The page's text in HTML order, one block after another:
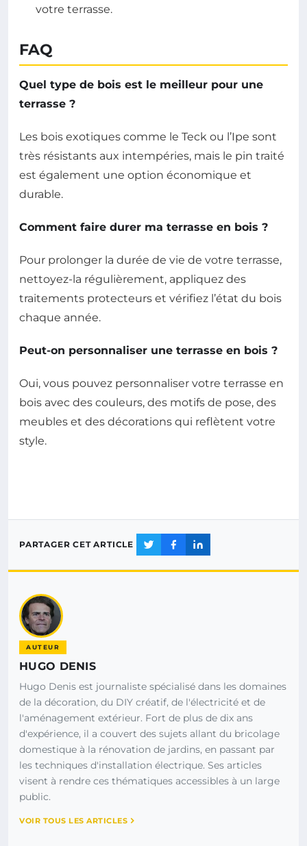
votre terrasse.
FAQ
Quel type de bois est le meilleur pour une
terrasse ?
Les bois exotiques comme le Teck ou l’Ipe sont
très résistants aux intempéries, mais le pin traité
est également une option économique et
durable.
Comment faire durer ma terrasse en bois ?
Pour prolonger la durée de vie de votre terrasse,
nettoyez-la régulièrement, appliquez des
traitements protecteurs et vérifiez l’état du bois
chaque année.
Peut-on personnaliser une terrasse en bois ?
Oui, vous pouvez personnaliser votre terrasse en
bois avec des couleurs, des motifs de pose, des
meubles et des décorations qui reflètent votre
style.
PARTAGER CET ARTICLE
AUTEUR
HUGO DENIS
Hugo Denis est journaliste spécialisé dans les domaines
de la décoration, du DIY créatif, de l'électricité et de
l'aménagement extérieur. Fort de plus de dix ans
d'expérience, il a couvert des sujets allant du bricolage
domestique à la rénovation de jardins, en passant par
les techniques d'installation électrique. Ses articles
visent à rendre ces thématiques accessibles à un large
public.
VOIR TOUS LES ARTICLES